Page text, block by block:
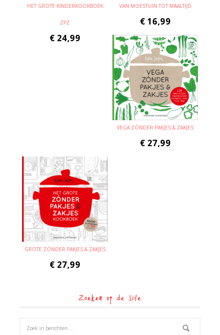
HET GROTE KINDERKOOKBOEK
ZPZ
€ 24,99
VAN MOESTUIN TOT MAALTIJD
€ 16,99
VEGA ZÓNDER PAKJES & ZAKJES
€ 27,99
GROTE ZÓNDER PAKJES & ZAKJES
€ 27,99
Zoeken op de site